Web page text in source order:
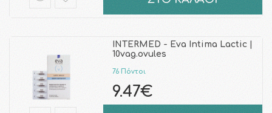
INTERMED - Eva Intima Lactic |
10vag.ovules
76 Πόντοι
9.47€